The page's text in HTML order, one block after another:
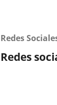
Redes
Redes